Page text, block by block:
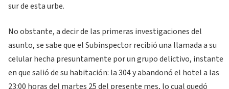
sur de esta urbe.
No obstante, a decir de las primeras investigaciones del
asunto, se sabe que el Subinspector recibió una llamada a su
celular hecha presuntamente por un grupo delictivo, instante
en que salió de su habitación: la 304 y abandonó el hotel a las
23:00 horas del martes 25 del presente mes, lo cual quedó